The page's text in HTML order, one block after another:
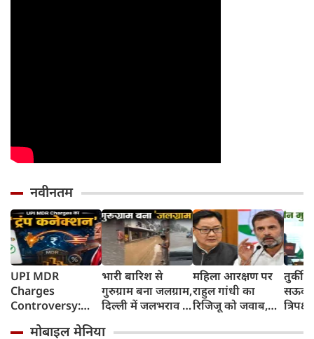
नवीनतम
UPI MDR
Charges
Controversy:
'ट्रंप कनेक्शन' की
भारी बारिश से
गुरुग्राम बना जलग्राम,
दिल्ली में जलभराव से
महिला आरक्षण पर
राहुल गांधी का
रिजिजू को जवाब,
कानून बिना शर्त लागू
तुर्की,
सऊदी
मोबाइल मेनिया